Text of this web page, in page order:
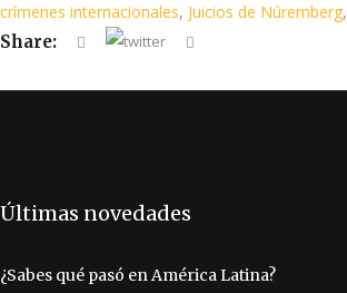
crímenes internacionales, Juicios de Núremberg,
Share:
Últimas novedades
¿Sabes qué pasó en América Latina?